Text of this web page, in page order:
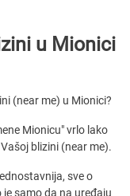
u Mionici
(near me) u Mionici?
Mionicu" vrlo lako
blizini (near me).
sve o
samo da na uređaju